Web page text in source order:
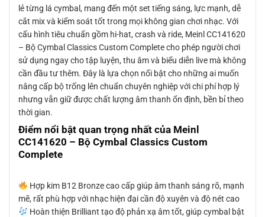
lẻ từng lá cymbal, mang đến một set tiếng sáng, lực mạnh, dễ
cắt mix và kiểm soát tốt trong mọi không gian chơi nhạc. Với
cấu hình tiêu chuẩn gồm hi-hat, crash và ride, Meinl CC141620
– Bộ Cymbal Classics Custom Complete cho phép người chơi
sử dụng ngay cho tập luyện, thu âm và biểu diễn live mà không
cần đầu tư thêm. Đây là lựa chọn nổi bật cho những ai muốn
nâng cấp bộ trống lên chuẩn chuyên nghiệp với chi phí hợp lý
nhưng vẫn giữ được chất lượng âm thanh ổn định, bền bỉ theo
thời gian.
Điểm nổi bật quan trọng nhất của Meinl
CC141620 – Bộ Cymbal Classics Custom
Complete
Hợp kim B12 Bronze cao cấp giúp âm thanh sáng rõ, mạnh
mẽ, rất phù hợp với nhạc hiện đại cần độ xuyên và độ nét cao
Hoàn thiện Brilliant tạo độ phản xạ âm tốt, giúp cymbal bật